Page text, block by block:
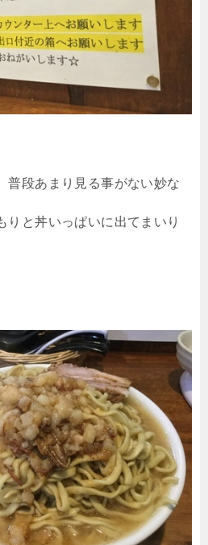
普段あまり見る事がない妙な
りと丼いっぱいに出てまいり